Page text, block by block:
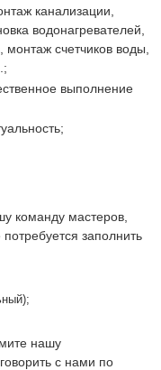
канализации,
водонагревателей,
монтаж счетчиков воды,
выполнение
команду мастеров,
заполнить
нашу
с нами по